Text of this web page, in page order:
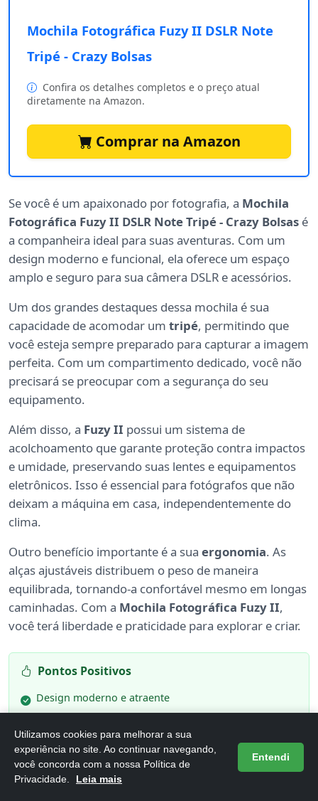
Mochila Fotográfica Fuzy II DSLR Note
Tripé - Crazy Bolsas
Confira os detalhes completos e o preço atual
diretamente na Amazon.
Comprar na Amazon
Se você é um apaixonado por fotografia, a Mochila
Fotográfica Fuzy II DSLR Note Tripé - Crazy Bolsas é
a companheira ideal para suas aventuras. Com um
design moderno e funcional, ela oferece um espaço
amplo e seguro para sua câmera DSLR e acessórios.
Um dos grandes destaques dessa mochila é sua
capacidade de acomodar um tripé, permitindo que
você esteja sempre preparado para capturar a imagem
perfeita. Com um compartimento dedicado, você não
precisará se preocupar com a segurança do seu
equipamento.
Além disso, a Fuzy II possui um sistema de
acolchoamento que garante proteção contra impactos
e umidade, preservando suas lentes e equipamentos
eletrônicos. Isso é essencial para fotógrafos que não
deixam a máquina em casa, independentemente do
clima.
Outro benefício importante é a sua ergonomia. As
alças ajustáveis distribuem o peso de maneira
equilibrada, tornando-a confortável mesmo em longas
caminhadas. Com a Mochila Fotográfica Fuzy II,
você terá liberdade e praticidade para explorar e criar.
Pontos Positivos
Design moderno e atraente
acessórios
Conforto ao carregar, ideal para longas jornadas
Utilizamos cookies para melhorar a sua
experiência no site. Ao continuar navegando,
você concorda com a nossa Política de
Privacidade.
Leia mais
Entendi